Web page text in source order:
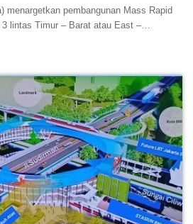
menargetkan pembangunan Mass Rapid
lintas Timur – Barat atau East –…